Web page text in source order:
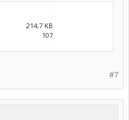
214,7 KB
107
#7